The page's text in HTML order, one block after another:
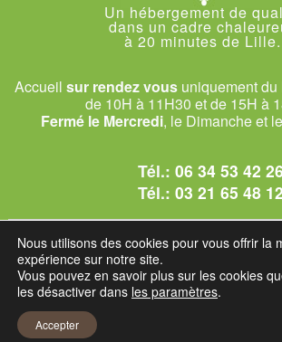
Un hébergement de
dans un cadre
à 20 minutes de Lille.
Accueilsur rendez vous uniquement
de 10H à 11H30 et de 15H à
Fermé le Mercredi, le Dimanche et
Tél.:06 34 53 42 26
Tél.:03 21 65 48 12
© 2026 Le Club des Chats
1228 rue bataille - 62840 Sailly-
Mentions légales et C.G.U
Nous utilisons des cookies pour vous offrir la
expérience sur notre site.
Vous pouvez en savoir plus sur les cookies
les désactiver dans les paramètres.
Accepter